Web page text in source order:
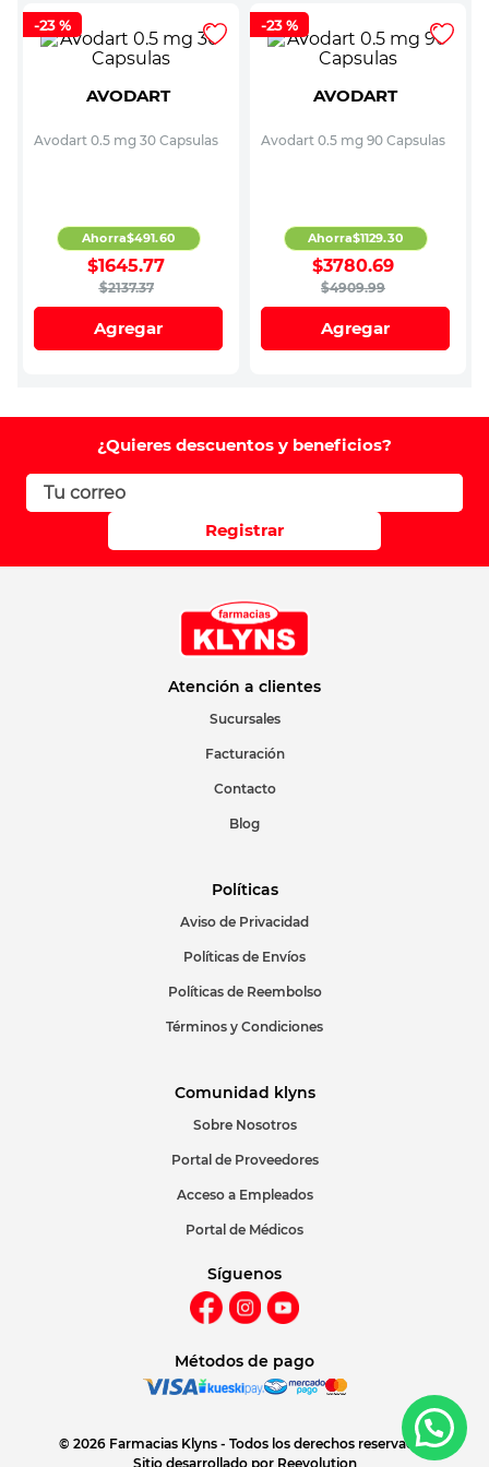
-23 %
AVODART
Avodart 0.5 mg 30 Capsulas
$2137.37
$1645.77
Ahorra$491.60
Agregar
-23 %
AVODART
Avodart 0.5 mg 90 Capsulas
$4909.99
$3780.69
Ahorra$1129.30
Agregar
¿Quieres descuentos y beneficios?
Registrar
Atención a clientes
Sucursales
Facturación
Contacto
Blog
Políticas
Aviso de Privacidad
Políticas de Envíos
Políticas de Reembolso
Términos y Condiciones
Comunidad klyns
Sobre Nosotros
Portal de Proveedores
Acceso a Empleados
Portal de Médicos
Síguenos
Métodos de pago
© 2026 Farmacias Klyns - Todos los derechos reservados
Sitio desarrollado por Reevolution